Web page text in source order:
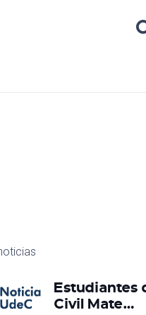
Estudiantes
Civil Mate…